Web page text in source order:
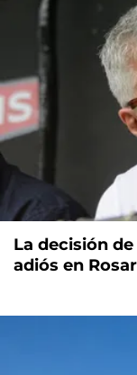
La decisión
adiós en